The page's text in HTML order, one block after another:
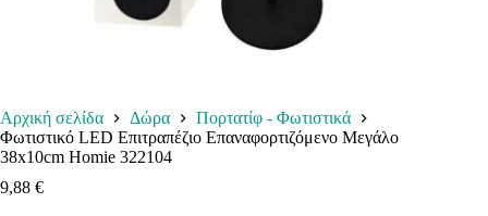
Αρχική σελίδα Δώρα
Πορτατίφ - Φωτιστικά
Φωτιστικό LED Επιτραπέζιο Επαναφορτιζόμενο Μεγάλο
38x10cm Homie 322104
9,88 €